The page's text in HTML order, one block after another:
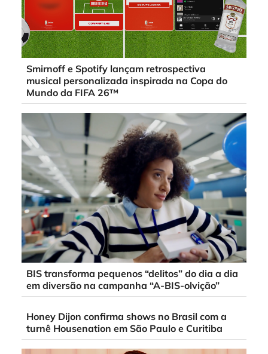
Smirnoff e Spotify lançam retrospectiva
musical personalizada inspirada na Copa do
Mundo da FIFA 26™
BIS transforma pequenos “delitos” do dia a dia
em diversão na campanha “A-BIS-olvição”
Honey Dijon confirma shows no Brasil com a
turnê Housenation em São Paulo e Curitiba